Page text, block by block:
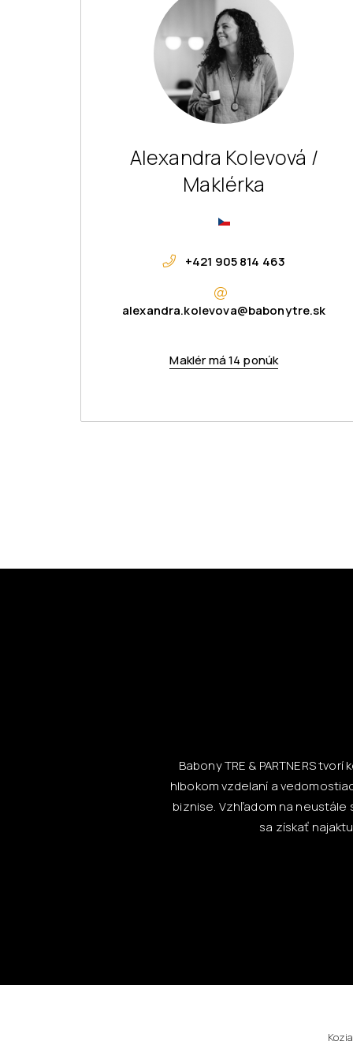
Alexandra Kolevová /
Maklérka
+421 905 814 463
alexandra.kolevova@babonytre.sk
Maklér má 14 ponúk
Babony TRE & PARTNERS
hlbokom vzdelaní a
biznise. Vzhľadom na
sa získať